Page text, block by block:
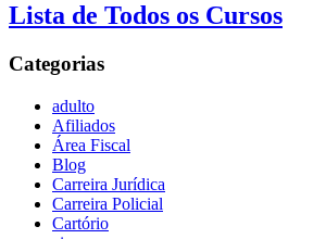
Lista de Todos os Cursos
Categorias
adulto
Afiliados
Área Fiscal
Blog
Carreira Jurídica
Carreira Policial
Cartório